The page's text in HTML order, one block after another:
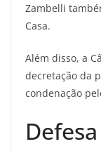
Zambelli
Casa.
Além disso, a
decretação da
condenação
Defesa